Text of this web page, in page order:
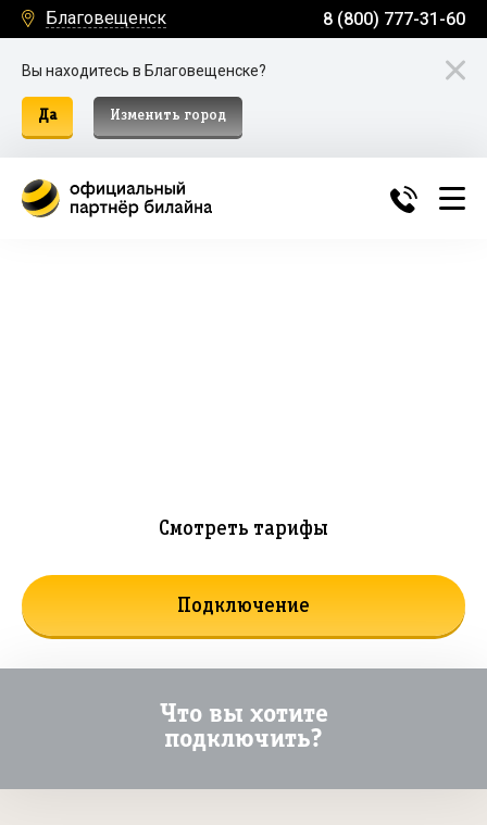
Благовещенск 8 (800) 777-31-60
Вы находитесь в Благовещенске?
Да Изменить город
Смотреть тарифы
Подключение
Что вы хотите
подключить?